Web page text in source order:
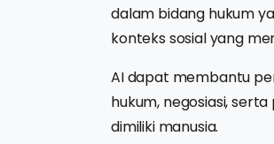
dalam bidang hukum
konteks sosial yang
AI dapat membantu
hukum, negosiasi,
dimiliki manusia.